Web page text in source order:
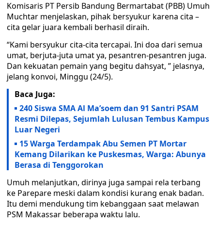
Komisaris PT Persib Bandung Bermartabat (PBB) Umuh
Muchtar menjelaskan, pihak bersyukur karena cita –
cita gelar juara kembali berhasil diraih.
“Kami bersyukur cita-cita tercapai. Ini doa dari semua
umat, berjuta-juta umat ya, pesantren-pesantren juga.
Dan kekuatan pemain yang begitu dahsyat, ” jelasnya,
jelang konvoi, Minggu (24/5).
Baca Juga:
240 Siswa SMA Al Ma’soem dan 91 Santri PSAM
Resmi Dilepas, Sejumlah Lulusan Tembus Kampus
Luar Negeri
15 Warga Terdampak Abu Semen PT Mortar
Kemang Dilarikan ke Puskesmas, Warga: Abunya
Berasa di Tenggorokan
Umuh melanjutkan, dirinya juga sampai rela terbang
ke Parepare meski dalam kondisi kurang enak badan.
Itu demi mendukung tim kebanggaan saat melawan
PSM Makassar beberapa waktu lalu.